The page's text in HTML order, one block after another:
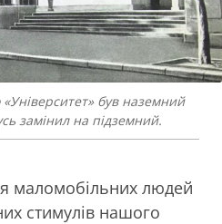
«Університет» був наземний
замінил на підземний.
маломобільних людей
стимулів нашого